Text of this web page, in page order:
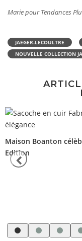
Marie pour Tendances
JAEGER-LECOULTRE
NOUVELLE COLLECTION
Maison Boanton
Edition